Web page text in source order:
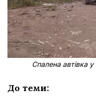
Спалена автівка
До теми: